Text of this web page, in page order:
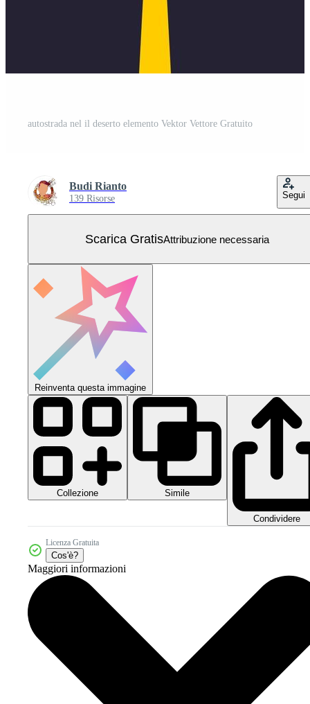
autostrada nel il deserto elemento Vektor Vettore Gratuito
Budi Rianto
139 Risorse Segui
Scarica GratisAttribuzione necessaria
Reinventa questa immagine
Collezione Simile
Condividere
Licenza Gratuita
Cos'è?
Maggiori informazioni